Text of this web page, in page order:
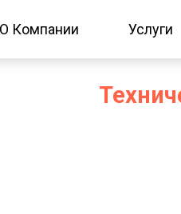
О Компании Услуги